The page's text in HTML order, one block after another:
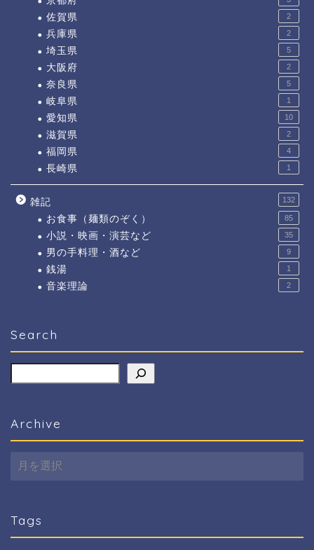
佐賀県 2
兵庫県 2
埼玉県 5
大阪府 2
奈良県 5
岐阜県 1
愛知県 10
滋賀県 2
福岡県 4
長崎県 1
雑記 132
お食事（麺類のぞく） 85
小説・映画・演芸など 35
男の手料理・酒など 9
銭湯 1
音楽理論 2
Search
Archive
Tags